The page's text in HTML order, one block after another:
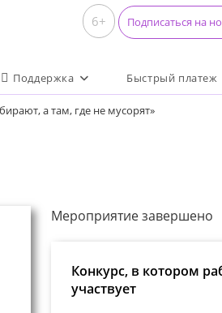
6+ Подписаться на
Поддержка Быстрый платеж
а там, где не мусорят»
Мероприятие завершено
Конкурс, в котором
участвует